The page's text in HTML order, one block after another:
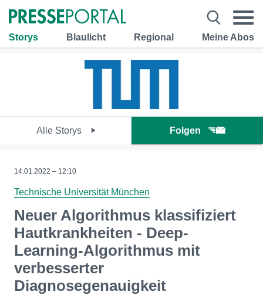
Storys Blaulicht Regional Meine Abos
Alle Storys Folgen
14.01.2022 – 12:10
Technische Universität München
Neuer Algorithmus klassifiziert
Hautkrankheiten - Deep-
Learning-Algorithmus mit
verbesserter
Diagnosegenauigkeit